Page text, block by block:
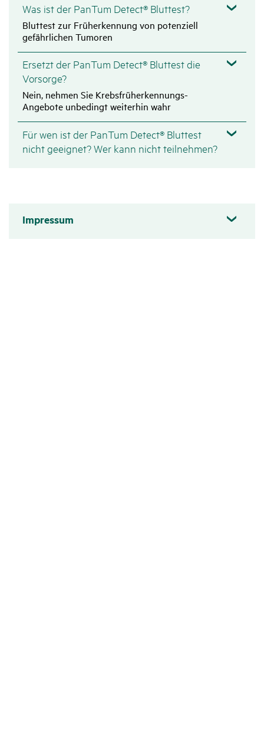
Was ist der PanTum Detect® Bluttest?
Bluttest zur Früherkennung von potenziell
gefährlichen Tumoren
Ersetzt der PanTum Detect® Bluttest die
Vorsorge?
Nein, nehmen Sie Krebsfrüherkennungs-
Angebote unbedingt weiterhin wahr
Für wen ist der PanTum Detect® Bluttest
nicht geeignet? Wer kann nicht teilnehmen?
Impressum